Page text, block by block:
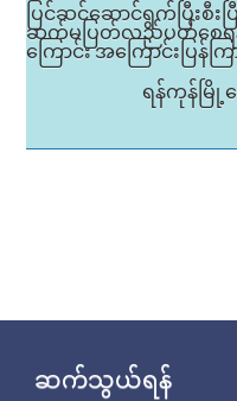
ပြင်ဆင်ဆောင်ရွက်ပြီးစီးပြီ
ဆက်မပြတ်လည်ပတ်စေရန်
ကြောင်း အကြောင်းပြန်
ရန်ကုန်မြို့
ဆက်သွယ်ရန်